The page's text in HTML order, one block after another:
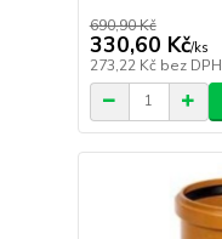
690,90 Kč
330,60 Kč/ks
273,22 Kč bez DPH